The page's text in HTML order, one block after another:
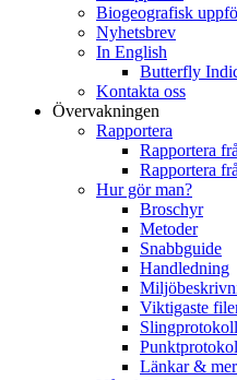
Biogeografisk
Nyhetsbrev
In English
Butterfly
Kontakta oss
Övervakningen
Rapportera
Rapportera
Rapportera
Hur gör man?
Broschyr
Metoder
Snabbguide
Handledning
Viktigaste
Slingprotokoll
Länkar &